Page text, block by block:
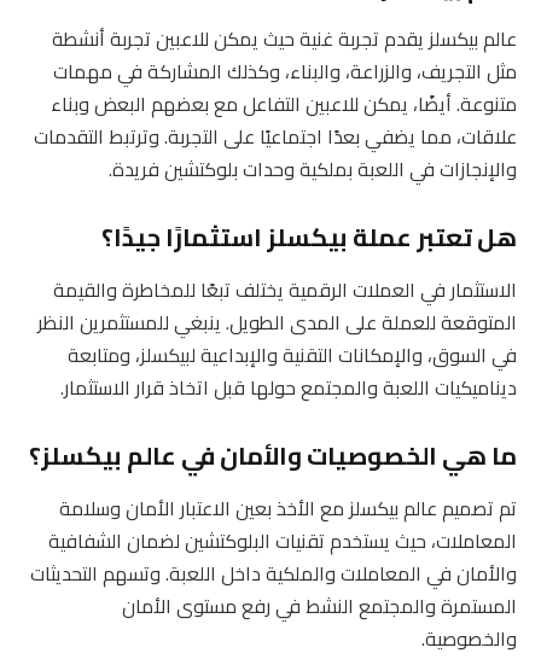
عالم بيكسلز يقدم تجربة غنية حيث يمكن للاعبين تجربة أنشطة
مثل التجريف، والزراعة، والبناء، وكذلك المشاركة في مهمات
متنوعة. أيضًا، يمكن للاعبين التفاعل مع بعضهم البعض وبناء
علاقات، مما يضفي بعدًا اجتماعيًا على التجربة. وترتبط التقدمات
والإنجازات في اللعبة بملكية وحدات بلوكتشين فريدة.
هل تعتبر عملة بيكسلز استثمارًا جيدًا؟
الاستثمار في العملات الرقمية يختلف تبعًا للمخاطرة والقيمة
المتوقعة للعملة على المدى الطويل. ينبغي للمستثمرين النظر
في السوق، والإمكانات التقنية والإبداعية لبيكسلز، ومتابعة
ديناميكيات اللعبة والمجتمع حولها قبل اتخاذ قرار الاستثمار.
ما هي الخصوصيات والأمان في عالم بيكسلز؟
تم تصميم عالم بيكسلز مع الأخذ بعين الاعتبار الأمان وسلامة
المعاملات، حيث يستخدم تقنيات البلوكتشين لضمان الشفافية
والأمان في المعاملات والملكية داخل اللعبة. وتسهم التحديثات
المستمرة والمجتمع النشط في رفع مستوى الأمان
والخصوصية.